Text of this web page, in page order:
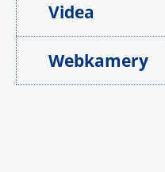
Videa
Webkamery